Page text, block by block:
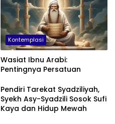
Kontemplasi
Wasiat Ibnu Arabi:
Pentingnya Persatuan
Pendiri Tarekat Syadziliyah,
Syekh Asy-Syadzili Sosok Sufi
Kaya dan Hidup Mewah